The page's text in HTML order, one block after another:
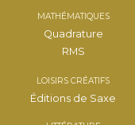
MATHÉMATIQUES
Quadrature
RMS
LOISIRS CRÉATIFS
Éditions de Saxe